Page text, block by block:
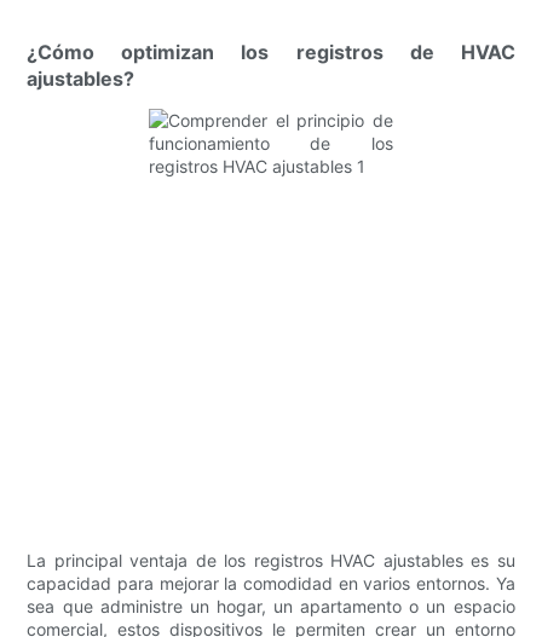
¿Cómo optimizan los registros de HVAC
ajustables?
La principal ventaja de los registros HVAC ajustables es su
capacidad para mejorar la comodidad en varios entornos. Ya
sea que administre un hogar, un apartamento o un espacio
comercial, estos dispositivos le permiten crear un entorno